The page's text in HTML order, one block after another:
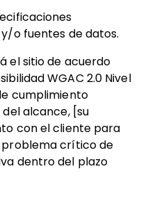
o fuentes de datos.
el sitio de acuerdo
WGAC 2.0 Nivel
cumplimiento
alcance, [su
con el cliente para
problema crítico de
dentro del plazo